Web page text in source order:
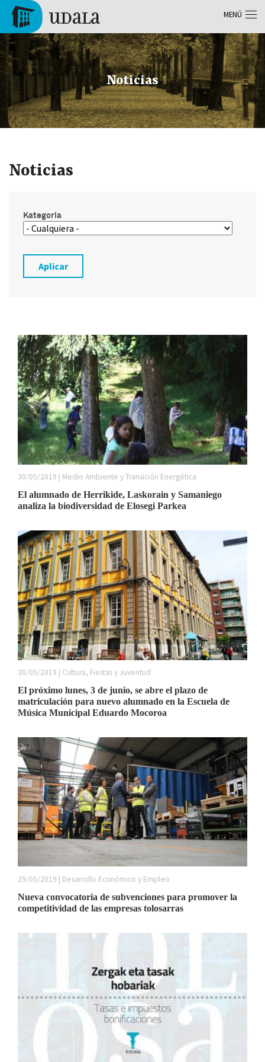
Pasar al contenido principal
Tolosa
Noticias
Noticias
Kategoria
Aplicar
30/05/2019 | Medio Ambiente y Transición Energética
El alumnado de Herrikide, Laskorain y Samaniego
analiza la biodiversidad de Elosegi Parkea
30/05/2019 | Cultura, Fiestas y Juventud
El próximo lunes, 3 de junio, se abre el plazo de
matriculación para nuevo alumnado en la Escuela de
Música Municipal Eduardo Mocoroa
29/05/2019 | Desarrollo Económico y Empleo
Nueva convocatoria de subvenciones para promover la
competitividad de las empresas tolosarras
MENÚ